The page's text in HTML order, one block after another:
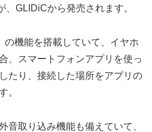
、GLIDiCから発売されます。
の機能を搭載していて、イヤホ
、スマートフォンアプリを使っ
たり、接続した場所をアプリの
。
音取り込み機能も備えていて、